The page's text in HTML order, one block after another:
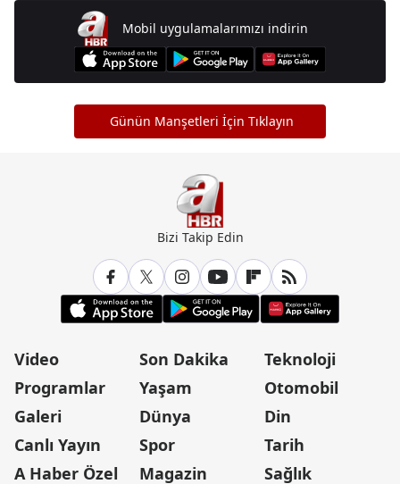
Mobil uygulamalarımızı indirin
Günün Manşetleri İçin Tıklayın
Bizi Takip Edin
Video
Programlar
Galeri
Canlı Yayın
A Haber Özel
Son Dakika
Yaşam
Dünya
Spor
Magazin
Teknoloji
Otomobil
Din
Tarih
Sağlık